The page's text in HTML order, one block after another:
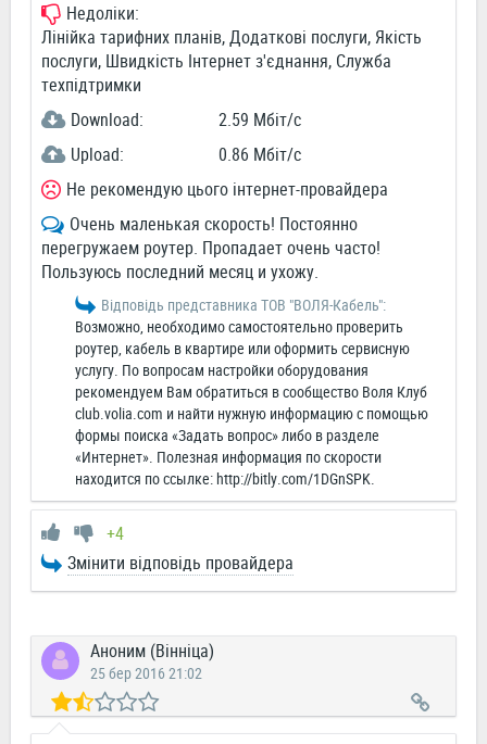
Недоліки:
Лінійка тарифних планів, Додаткові послуги, Якість
послуги, Швидкість Інтернет з'єднання, Служба
техпідтримки
Download:
2.59 Мбіт/c
Upload:
0.86 Мбіт/c
Не рекомендую цього інтернет-провайдера
Очень маленькая скорость! Постоянно
перегружаем роутер. Пропадает очень часто!
Пользуюсь последний месяц и ухожу.
Відповідь представника ТОВ "ВОЛЯ-Кабель":
Возможно, необходимо самостоятельно проверить
роутер, кабель в квартире или оформить сервисную
услугу. По вопросам настройки оборудования
рекомендуем Вам обратиться в сообщество Воля Клуб
club.volia.com и найти нужную информацию с помощью
формы поиска «Задать вопрос» либо в разделе
«Интернет». Полезная информация по скорости
находится по ссылке: http://bitly.com/1DGnSPK.
+4
Змінити відповідь провайдера
Аноним (Вінніца)
25 бер 2016 21:02